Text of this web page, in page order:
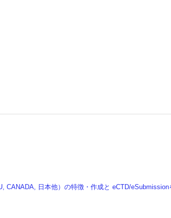
CANADA, 日本他）の特徴・作成と eCTD/eSubmission